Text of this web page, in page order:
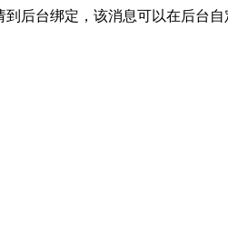
到后台绑定，该消息可以在后台自